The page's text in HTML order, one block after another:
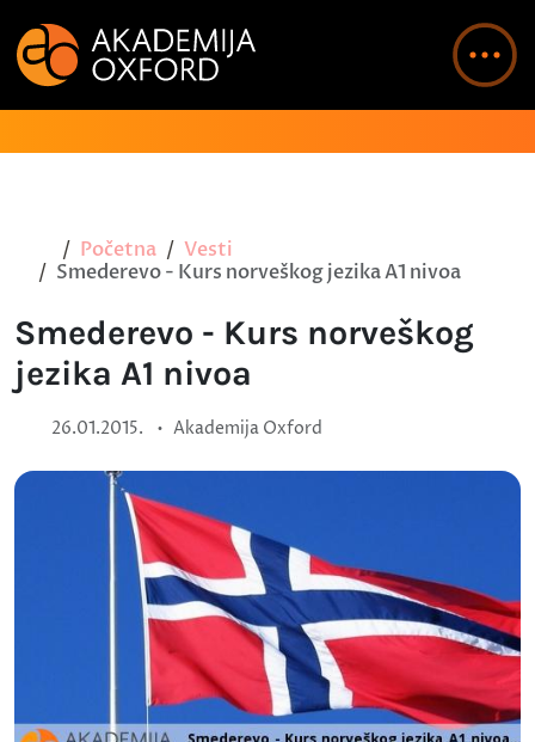
Početna
Vesti
Smederevo - Kurs norveškog jezika A1 nivoa
Smederevo - Kurs norveškog
jezika A1 nivoa
26.01.2015. • Akademija Oxford